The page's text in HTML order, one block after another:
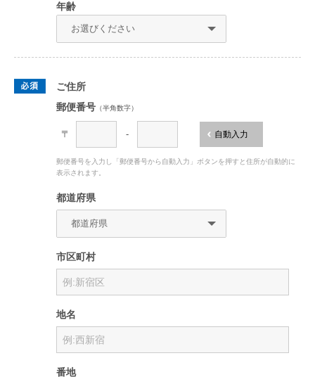
年齢
ご住所
郵便番号 （半角数字）
〒 - 自動入力
郵便番号を入力し「郵便番号から自動入力」ボタンを押すと住所が自動的に
表示されます。
都道府県
市区町村
地名
番地